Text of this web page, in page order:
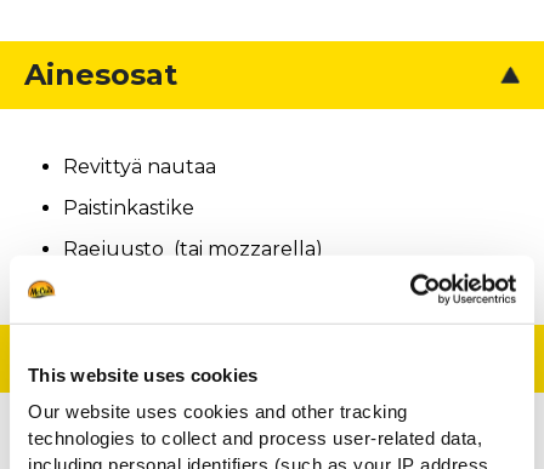
This website uses cookies
Our website uses cookies and other tracking
technologies to collect and process user-related data,
including personal identifiers (such as your IP address
Ainesosat
Revittyä nautaa
Paistinkastike
Raejuusto (tai mozzarella)
Valmista pulled beef tavalliseen tapaan, paista